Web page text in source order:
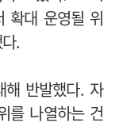
확대 운영될 위
.
해 반발했다. 자
를 나열하는 건